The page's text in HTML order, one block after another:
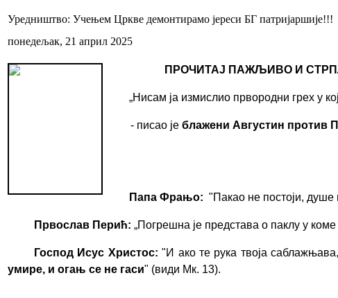
Уредништво: Учењем Цркве демонтирамо јереси БГ патријаршије!!!
понедељак, 21 април 2025
ПРОЧИТАЈ ПАЖЉИВО И
„Нисам ја измислио првородни грех у
- писао је блажени Августин против П
Папа Фрањо: "Пакао не постоји, душе
Првослав Перић: „Погрешна је представа о паклу у
Господ Исус Христос: "И ако те рука твоја
умире, и огањ се не гаси" (види Мк. 13).